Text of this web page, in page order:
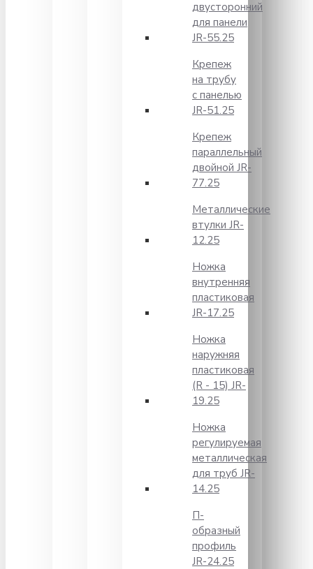
двусторонний
для панели
JR-55.25
Крепеж
на трубу
с панелью
JR-51.25
Крепеж
параллельный
двойной JR-
77.25
Металлические
втулки JR-
12.25
Ножка
внутренняя
пластиковая
JR-17.25
Ножка
наружняя
пластиковая
(R - 15) JR-
19.25
Ножка
регулируемая
металлическая
для труб JR-
14.25
П-
образный
профиль
JR-24.25